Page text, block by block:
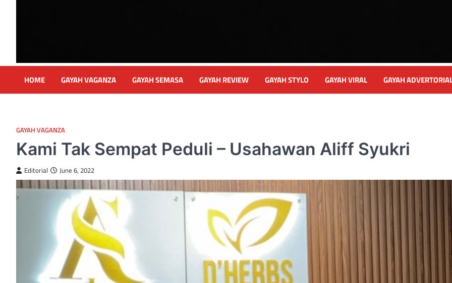
HOME GAYAH VAGANZA GAYAH SEMASA GAYAH REVIEW GAYAH STYLO GAYAH VIRAL GAYAH
GAYAH VAGANZA
Kami Tak Sempat Peduli – Usahawan Aliff Syukri
Editorial June 6, 2022